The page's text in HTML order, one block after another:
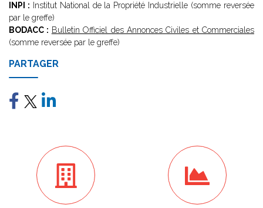
INPI : Institut National de la Propriété Industrielle (somme reversée
par le greffe)
BODACC : Bulletin Officiel des Annonces Civiles et Commerciales
(somme reversée par le greffe)
PARTAGER